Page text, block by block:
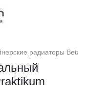
радиаторы